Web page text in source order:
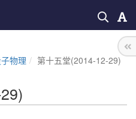
物理 第十五堂(2014-12-29)